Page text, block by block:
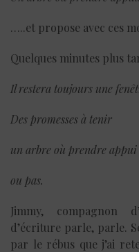
…..et propose avec ces
Quelques minutes plus
Il restera toujours une
Des promesses à tenir
un arbre où prendre appui
ou pas.
Jimmy, compagnon
d’écriture parle, parle.
par le rébus que j’ai